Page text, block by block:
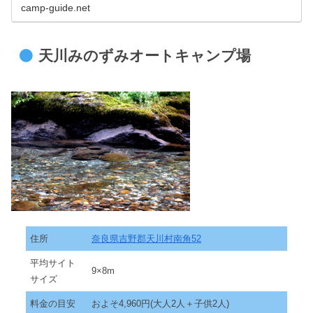
camp-guide.net
天川みのずみオートキャンプ場
住所 奈良県吉野郡天川村南角52
平均サイト
サイズ
9×8m
料金の目安 およそ4,960円(大人2人＋子供2人)